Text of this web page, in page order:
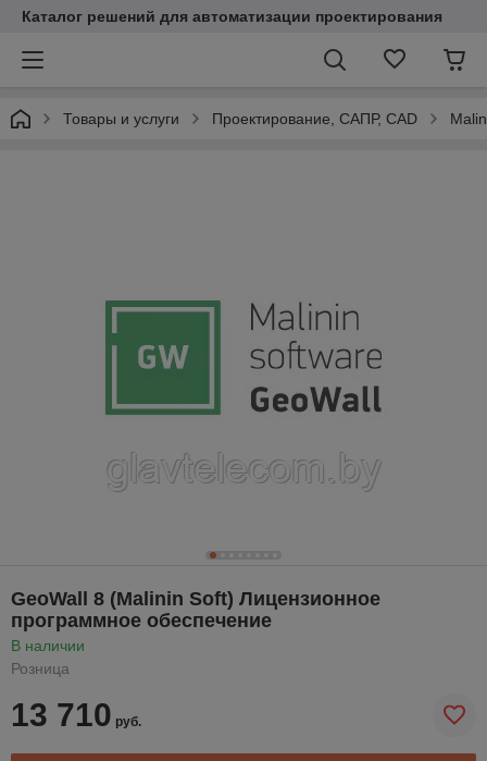
Каталог решений для автоматизации проектирования
Товары и услуги Проектирование, САПР, CAD
GeoWall 8 (Malinin Soft) Лицензионное
программное обеспечение
В наличии
Розница
13 710 руб.